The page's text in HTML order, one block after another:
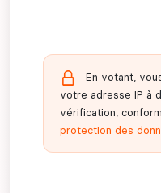
En votant,
votre adresse IP à
vérification,
protection des